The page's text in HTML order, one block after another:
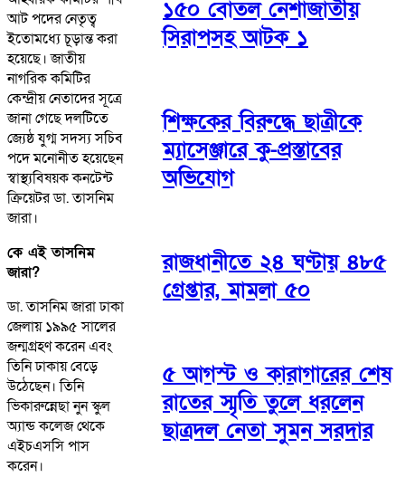
আট পদের নেতৃত্ব
ইতোমধ্যে চূড়ান্ত করা
হয়েছে। জাতীয়
নাগরিক কমিটির
কেন্দ্রীয় নেতাদের সূত্রে
জানা গেছে দলটিতে
জ্যেষ্ঠ যুগ্ম সদস্য সচিব
পদে মনোনীত হয়েছেন
স্বাস্থ্যবিষয়ক কনটেন্ট
ক্রিয়েটর ডা. তাসনিম
জারা।
কে এই তাসনিম
জারা?
ডা. তাসনিম জারা ঢাকা
জেলায় ১৯৯৫ সালের
জন্মগ্রহণ করেন এবং
তিনি ঢাকায় বেড়ে
উঠেছেন। তিনি
ভিকারুন্নেছা নুন স্কুল
অ্যান্ড কলেজ থেকে
এইচএসসি পাস
করেন।
১৫০ বোতল নেশাজাতীয়
সিরাপসহ আটক ১
শিক্ষকের বিরুদ্ধে ছাত্রীকে
ম্যাসেঞ্জারে কু-প্রস্তাবের
অভিযোগ
রাজধানীতে ২৪ ঘণ্টায় ৪৮৫
গ্রেপ্তার, মামলা ৫০
৫ আগস্ট ও কারাগারের শেষ
রাতের স্মৃতি তুলে ধরলেন
ছাত্রদল নেতা সুমন সরদার